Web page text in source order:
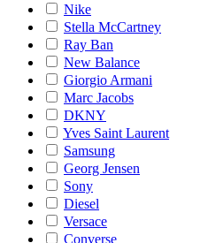
Nike
Stella McCartney
Ray Ban
New Balance
Giorgio Armani
Marc Jacobs
DKNY
Yves Saint Laurent
Samsung
Georg Jensen
Sony
Diesel
Versace
Converse